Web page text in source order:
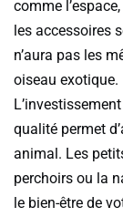
comme
les accessoires
n’aura pas les
oiseau exotique.
qualité permet
animal. Les
perchoirs ou la
le bien-être de